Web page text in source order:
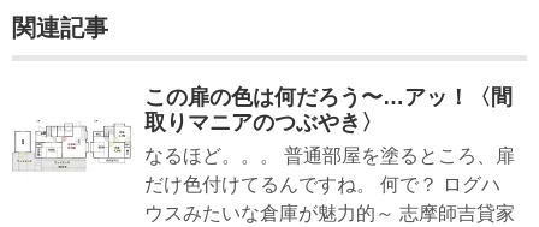
関連記事
この扉の色は何だろう〜…アッ！〈間
取りマニアのつぶやき〉
なるほど。。。 普通部屋を塗るところ、扉
だけ色付けてるんですね。 何で？ ログハ
ウスみたいな倉庫が魅力的～ 志摩師吉貸家